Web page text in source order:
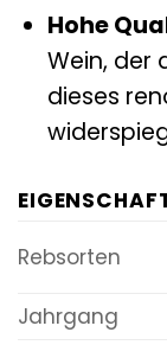
Hohe
Wein, der
dieses
Rebsorten
Jahrgang